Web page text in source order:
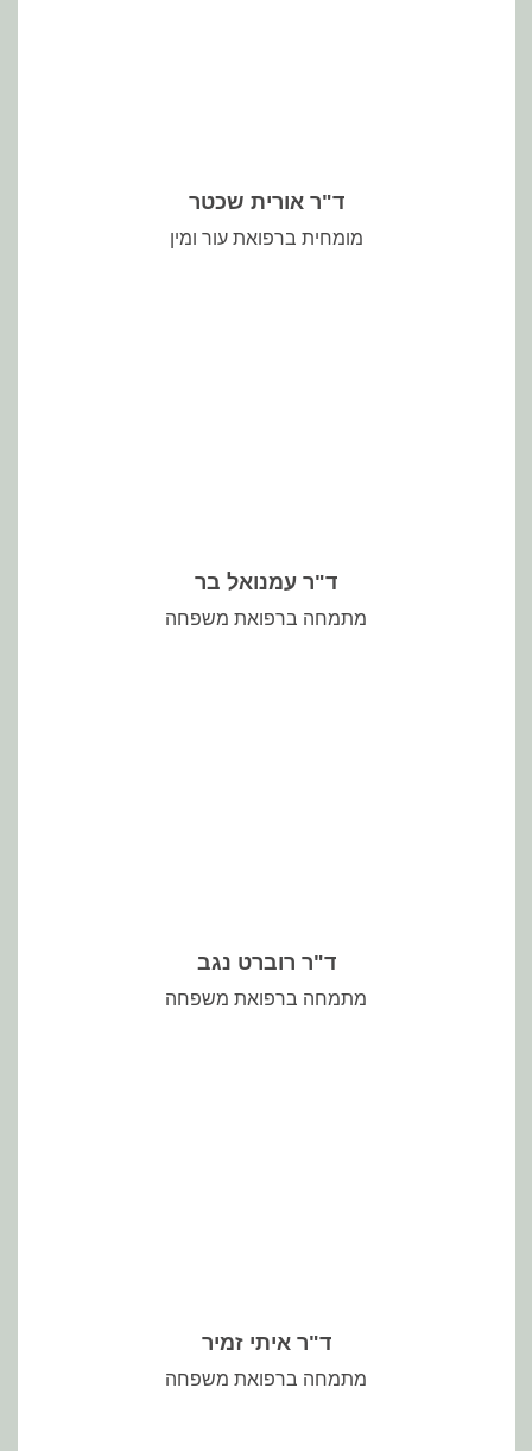
ד"ר אורית שכטר
מומחית ברפואת עור ומין
ד"ר עמנואל בר
מתמחה ברפואת משפחה
ד"ר רוברט נגב
מתמחה ברפואת משפחה
ד"ר איתי זמיר
מתמחה ברפואת משפחה